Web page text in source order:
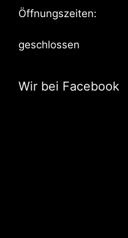
Öffnungszeiten:
geschlossen
Wir bei Facebook